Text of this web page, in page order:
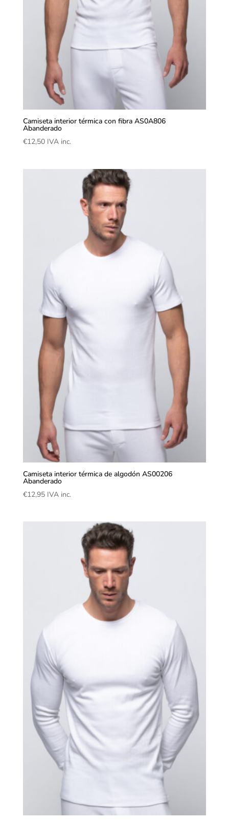
Camiseta interior térmica con fibra AS0A806
Abanderado
€12,50 IVA inc.
Camiseta interior térmica de algodón AS00206
Abanderado
€12,95 IVA inc.